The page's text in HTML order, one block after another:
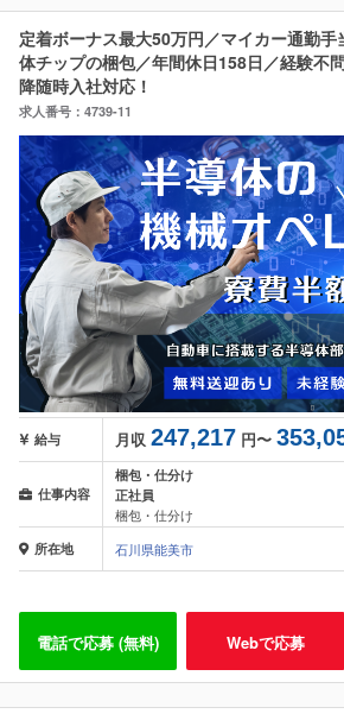
定着ボーナス最大50万円／マイカー通勤
体チップの梱包／年間休日158日／経験不
降随時入社対応！
求人番号：4739-11
給与 月収 247,217 円〜
仕事内容
梱包・仕分け
正社員
梱包・仕分け
所在地
石川県能美市
電話で応募 (無料) Webで応募